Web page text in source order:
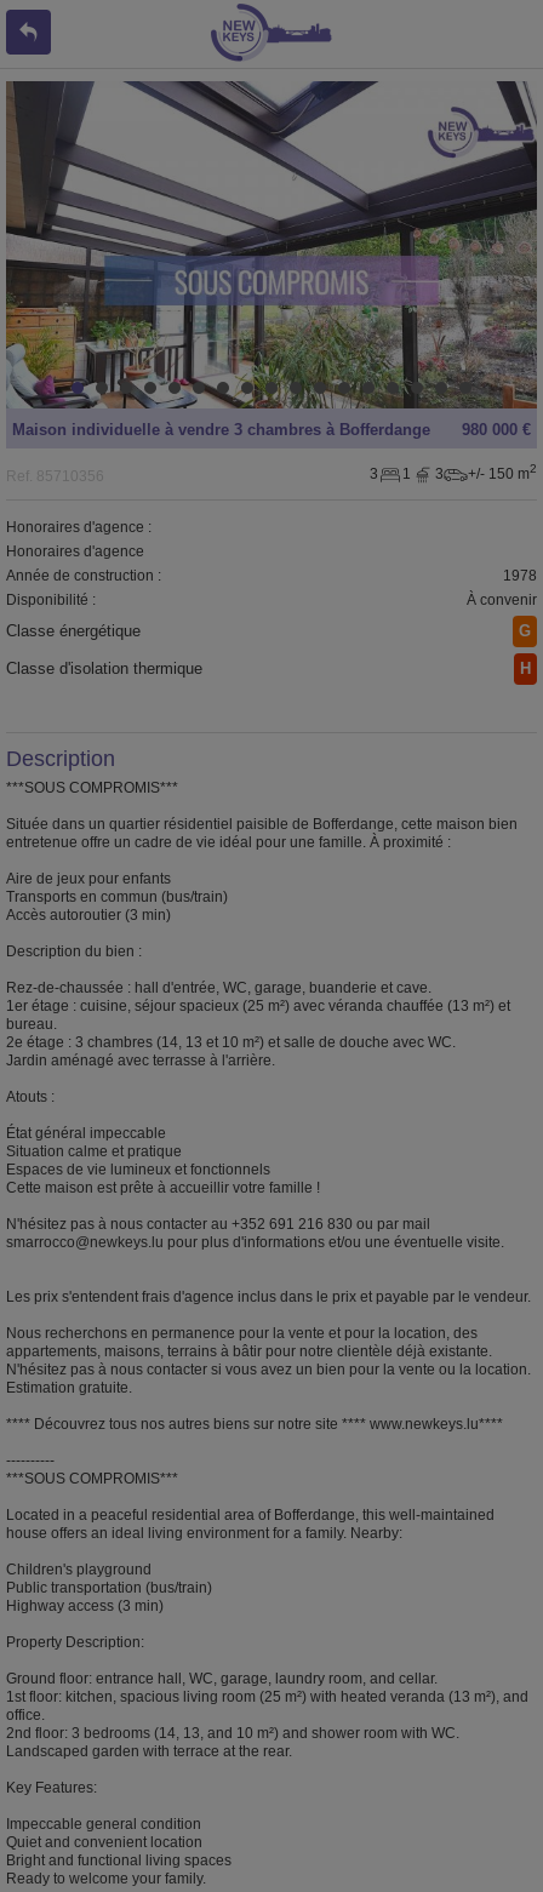
980 000 €
Maison individuelle à vendre 3 chambres à Bofferdange
Ref. 85710356 3 1 3 +/- 150 m2
Honoraires d'agence :
Honoraires d'agence
Année de construction :
1978
Disponibilité :
À convenir
Classe énergétique G
Classe d'isolation thermique H
Description
***SOUS COMPROMIS***
Située dans un quartier résidentiel paisible de Bofferdange, cette maison bien
entretenue offre un cadre de vie idéal pour une famille. À proximité :
Aire de jeux pour enfants
Transports en commun (bus/train)
Accès autoroutier (3 min)
Description du bien :
Rez-de-chaussée : hall d'entrée, WC, garage, buanderie et cave.
1er étage : cuisine, séjour spacieux (25 m²) avec véranda chauffée (13 m²) et
bureau.
2e étage : 3 chambres (14, 13 et 10 m²) et salle de douche avec WC.
Jardin aménagé avec terrasse à l'arrière.
Atouts :
État général impeccable
Situation calme et pratique
Espaces de vie lumineux et fonctionnels
Cette maison est prête à accueillir votre famille !
N'hésitez pas à nous contacter au +352 691 216 830 ou par mail
smarrocco@newkeys.lu pour plus d'informations et/ou une éventuelle visite.
Les prix s'entendent frais d'agence inclus dans le prix et payable par le vendeur.
Nous recherchons en permanence pour la vente et pour la location, des
appartements, maisons, terrains à bâtir pour notre clientèle déjà existante.
N'hésitez pas à nous contacter si vous avez un bien pour la vente ou la location.
Estimation gratuite.
**** Découvrez tous nos autres biens sur notre site **** www.newkeys.lu****
----------
***SOUS COMPROMIS***
Located in a peaceful residential area of Bofferdange, this well-maintained
house offers an ideal living environment for a family. Nearby:
Children's playground
Public transportation (bus/train)
Highway access (3 min)
Property Description:
Ground floor: entrance hall, WC, garage, laundry room, and cellar.
1st floor: kitchen, spacious living room (25 m²) with heated veranda (13 m²), and
office.
2nd floor: 3 bedrooms (14, 13, and 10 m²) and shower room with WC.
Landscaped garden with terrace at the rear.
Key Features:
Impeccable general condition
Quiet and convenient location
Bright and functional living spaces
Ready to welcome your family.